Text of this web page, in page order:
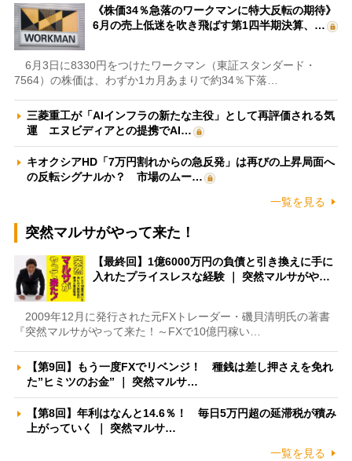
《株価34％急落のワークマンに特大反転の期待》
6月の売上低迷を吹き飛ばす第1四半期決算、…
6月3日に8330円をつけたワークマン（東証スタンダード・
7564）の株価は、わずか1カ月あまりで約34％下落…
三菱重工が「AIインフラの新たな主役」として再評価される気
運 エヌビディアとの提携でAI…
キオクシアHD「7万円割れからの急反発」は再びの上昇局面へ
の反転シグナルか？ 市場のムー…
一覧を見る
突然マルサがやって来た！
【最終回】1億6000万円の負債と引き換えに手に
入れたプライスレスな経験 ｜ 突然マルサがや…
2009年12月に発行された元FXトレーダー・磯貝清明氏の著書
『突然マルサがやって来た！～FXで10億円稼い…
【第9回】もう一度FXでリベンジ！ 種銭は差し押さえを免れ
た”ヒミツのお金” ｜ 突然マルサ…
【第8回】年利はなんと14.6％！ 毎日5万円超の延滞税が積み
上がっていく ｜ 突然マルサ…
一覧を見る